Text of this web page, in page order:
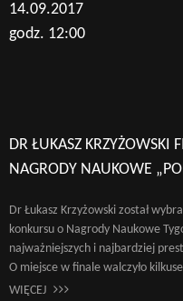
14.09.2017
godz. 12:00
DR ŁUKASZ KRZYŻOWSKI
NAGRODY NAUKOWE
Dr Łukasz Krzyżowski został
konkursu o Nagrody Naukowe
najważniejszych i najbardziej
O miejsce w finale walczyło
WIĘCEJ